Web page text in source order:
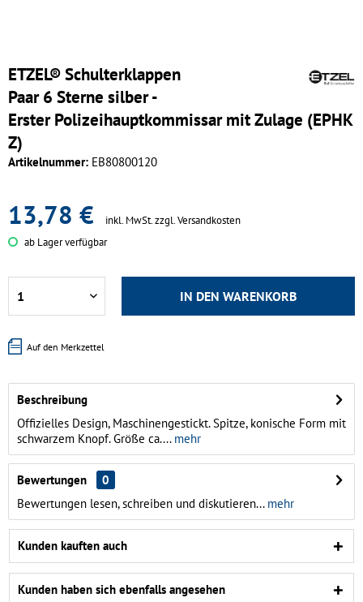
ETZEL® Schulterklappen
Paar 6 Sterne silber -
Erster Polizeihauptkommissar mit Zulage (EPHK
Z)
Artikelnummer: EB80800120
13,78 € inkl. MwSt.zzgl. Versandkosten
ab Lager verfügbar
IN DEN WARENKORB
Auf den Merkzettel
Beschreibung
Offizielles Design, Maschinengestickt. Spitze, konische Form mit
schwarzem Knopf. Größe ca....mehr
Bewertungen
0
Bewertungen lesen, schreiben und diskutieren...mehr
Kunden kauften auch
Kunden haben sich ebenfalls angesehen